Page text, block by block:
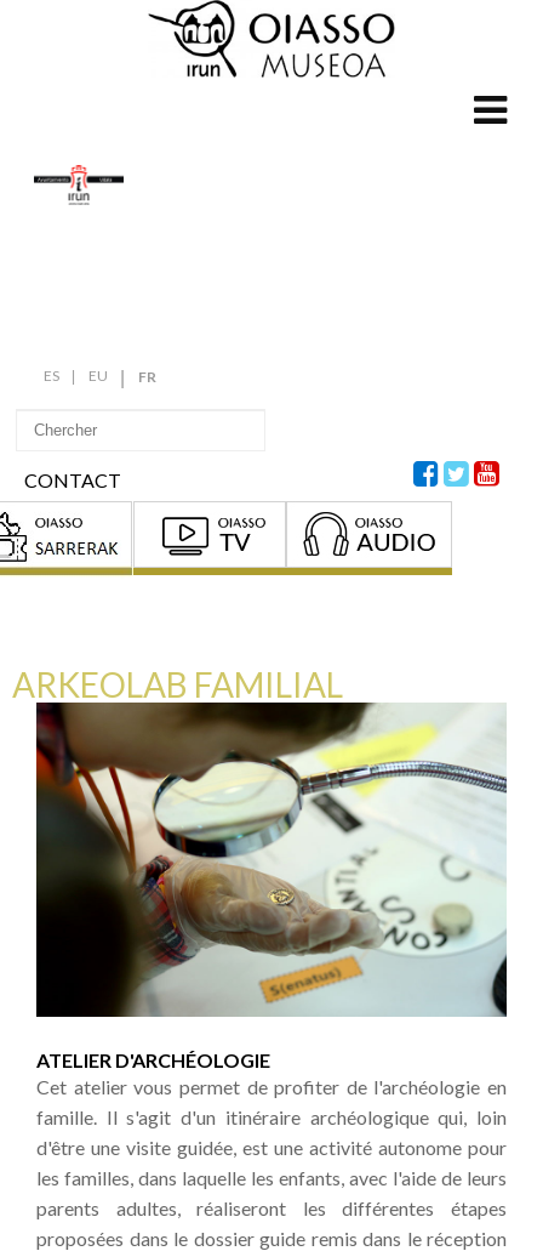
ES EU FR
CONTACT
ARKEOLAB FAMILIAL
ATELIER D'ARCHÉOLOGIE
Cet atelier vous permet de profiter de l'archéologie en
famille. Il s'agit d'un itinéraire archéologique qui, loin
d'être une visite guidée, est une activité autonome pour
les familles, dans laquelle les enfants, avec l'aide de leurs
parents adultes, réaliseront les différentes étapes
proposées dans le dossier guide remis dans le réception